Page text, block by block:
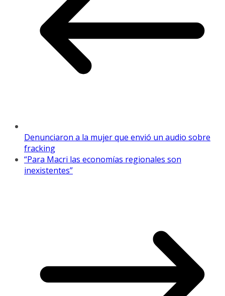
Denunciaron a la mujer que envió un audio sobre
fracking
“Para Macri las economías regionales son
inexistentes”